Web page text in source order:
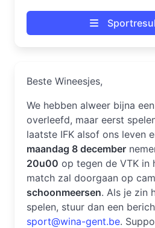
Beste Wineesjes,
We hebben alweer bijna
overleefd, maar eerst
laatste IFK alsof ons leven
maandag 8 december
20u00 op tegen de VTK in
match zal doorgaan op
schoonmeersen. Als je zin
spelen, stuur dan een
sport@wina-gent.be.